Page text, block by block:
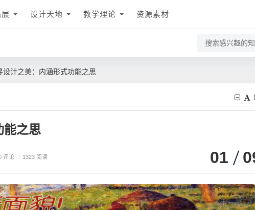
设计天地 教学理论 资源素材
设计之美：内涵形式功能之思
能之思
评论 / 1323 阅读 01